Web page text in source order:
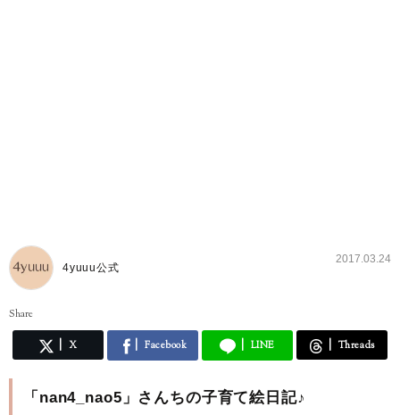
4yuuu公式
2017.03.24
Share
X Facebook LINE Threads
「nan4_nao5」さんちの子育て絵日記♪